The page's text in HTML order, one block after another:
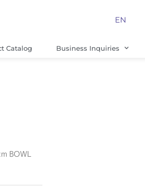
EN
Catalog Business Inquiries
BOWL